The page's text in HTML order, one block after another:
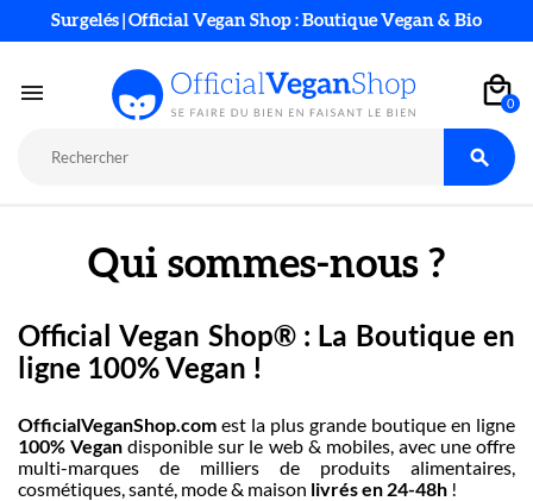
Surgelés | Official Vegan Shop : Boutique Vegan & Bio
 0

Qui sommes-nous ?
Official Vegan Shop® : La Boutique en
ligne 100% Vegan !
OfficialVeganShop.com est la plus grande boutique en ligne
100% Vegan disponible sur le web & mobiles, avec une offre
multi-marques de milliers de produits alimentaires,
cosmétiques, santé, mode & maison livrés en 24-48h !